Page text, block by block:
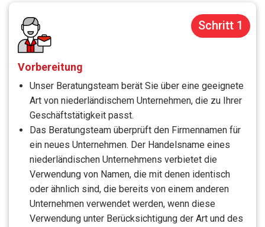
Schritt 1
Vorbereitung
Unser Beratungsteam berät Sie über eine geeignete
Art von niederländischem Unternehmen, die zu Ihrer
Geschäftstätigkeit passt.
Das Beratungsteam überprüft den Firmennamen für
ein neues Unternehmen. Der Handelsname eines
niederländischen Unternehmens verbietet die
Verwendung von Namen, die mit denen identisch
oder ähnlich sind, die bereits von einem anderen
Unternehmen verwendet werden, wenn diese
Verwendung unter Berücksichtigung der Art und des